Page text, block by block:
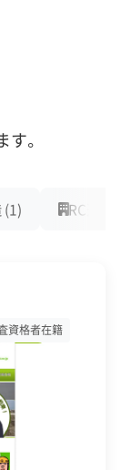
イノベーシ
、最大
押し上げま
木造住宅が
ネスホテル
の動きと連
んでおり、
事
搬業許可
。
(1) RC造 (0)
資格者在籍